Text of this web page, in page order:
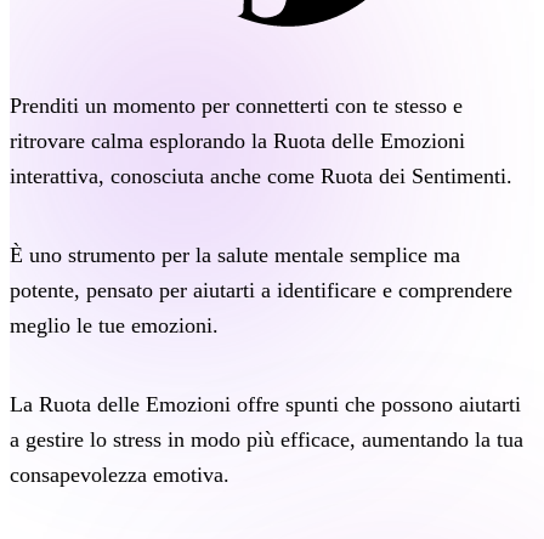
Prenditi un momento per connetterti con te stesso e
ritrovare calma esplorando la Ruota delle Emozioni
interattiva, conosciuta anche come Ruota dei Sentimenti.
È uno strumento per la salute mentale semplice ma
potente, pensato per aiutarti a identificare e comprendere
meglio le tue emozioni.
La Ruota delle Emozioni offre spunti che possono aiutarti
a gestire lo stress in modo più efficace, aumentando la tua
consapevolezza emotiva.